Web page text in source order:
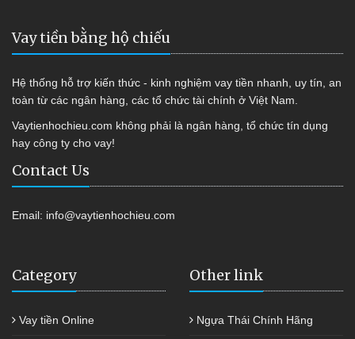
Vay tiền bằng hộ chiếu
Hệ thống hỗ trợ kiến thức - kinh nghiệm vay tiền nhanh, uy tín, an
toàn từ các ngân hàng, các tổ chức tài chính ở Việt Nam.
Vaytienhochieu.com không phải là ngân hàng, tổ chức tín dụng
hay công ty cho vay!
Contact Us
Email: info@vaytienhochieu.com
Category
Vay tiền Online
Other link
Ngựa Thái Chính Hãng